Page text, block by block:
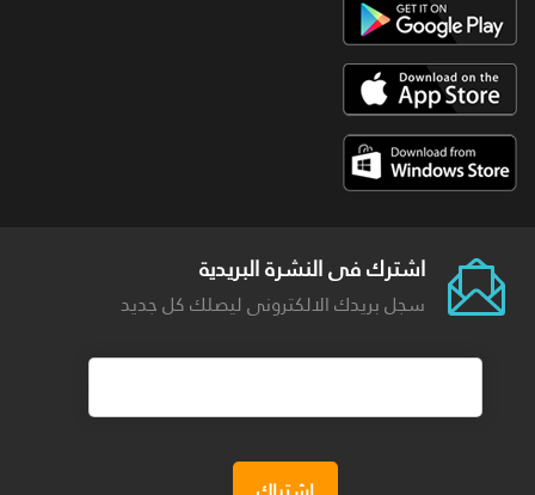
اشترك فى النشرة البريدية
سجل بريدك الالكترونى ليصلك كل جديد